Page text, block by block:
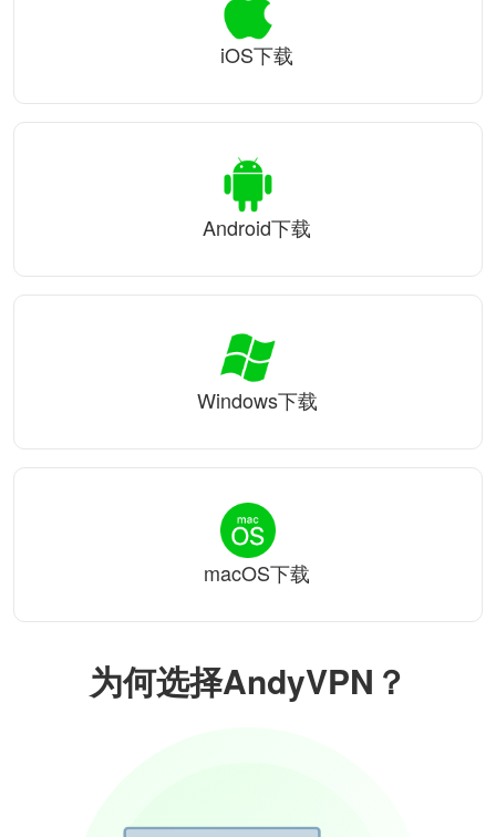
为何选择AndyVPN？
iOS下载
Android下载
Windows下载
macOS下载